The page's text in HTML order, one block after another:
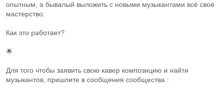
опытным, а бывалый выложить с новыми музыкантами всё своё
мастерство.
Как это работает?
🌟
Для того чтобы заявить свою кавер композицию и найти
музыкантов, пришлите в сообщения сообщества :